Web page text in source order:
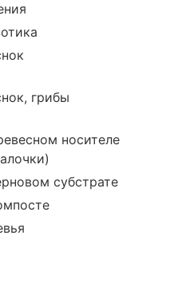
грибы
носителе
субстрате